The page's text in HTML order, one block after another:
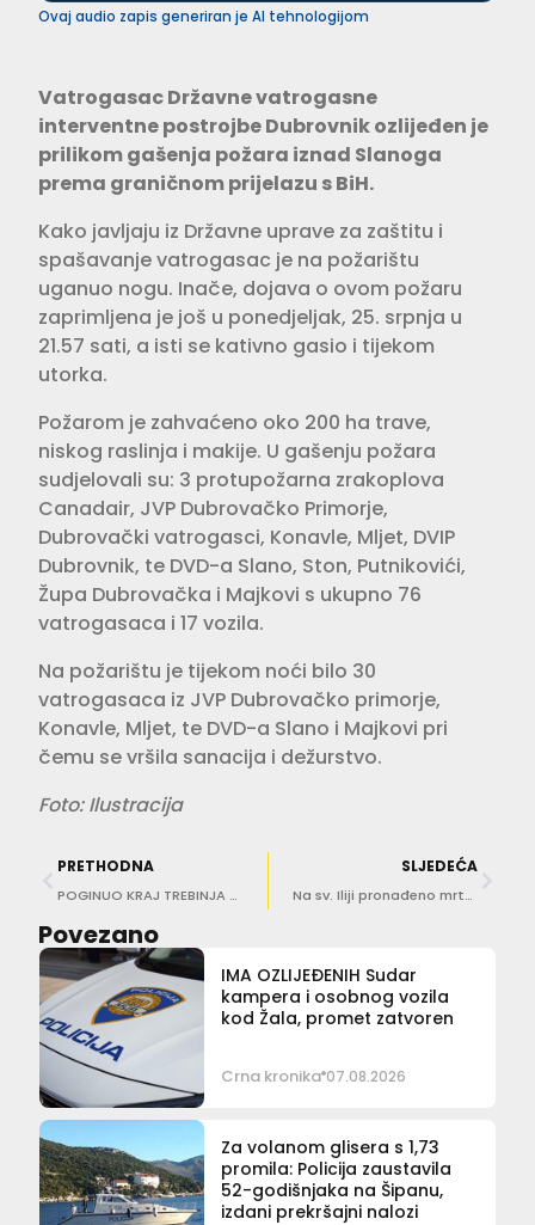
Ovaj audio zapis generiran je AI tehnologijom
Vatrogasac Državne vatrogasne
interventne postrojbe Dubrovnik ozlijeđen je
prilikom gašenja požara iznad Slanoga
prema graničnom prijelazu s BiH.
Kako javljaju iz Državne uprave za zaštitu i
spašavanje vatrogasac je na požarištu
uganuo nogu. Inače, dojava o ovom požaru
zaprimljena je još u ponedjeljak, 25. srpnja u
21.57 sati, a isti se kativno gasio i tijekom
utorka.
Požarom je zahvaćeno oko 200 ha trave,
niskog raslinja i makije. U gašenju požara
sudjelovali su: 3 protupožarna zrakoplova
Canadair, JVP Dubrovačko Primorje,
Dubrovački vatrogasci, Konavle, Mljet, DVIP
Dubrovnik, te DVD-a Slano, Ston, Putnikovići,
Župa Dubrovačka i Majkovi s ukupno 76
vatrogasaca i 17 vozila.
Na požarištu je tijekom noći bilo 30
vatrogasaca iz JVP Dubrovačko primorje,
Konavle, Mljet, te DVD-a Slano i Majkovi pri
čemu se vršila sanacija i dežurstvo.
Foto: Ilustracija
PRETHODNA
POGINUO KRAJ TREBINJA 74-godišnjak iz Dubrovnika Jaguarom podletio pod kamion
SLJEDEĆA
Na sv. Iliji pronađeno mrtvo tijelo muškarca
Povezano
IMA OZLIJEĐENIH Sudar
kampera i osobnog vozila
kod Žala, promet zatvoren
Crna kronika 07.08.2026
Za volanom glisera s 1,73
promila: Policija zaustavila
52-godišnjaka na Šipanu,
izdani prekršajni nalozi